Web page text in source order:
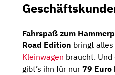
Fahrspaß zum
Road Edition bringt
Kleinwagen braucht. Und
gibt’s ihn für nur 79 Euro